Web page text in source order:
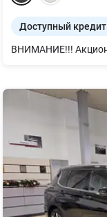
Доступный кредит